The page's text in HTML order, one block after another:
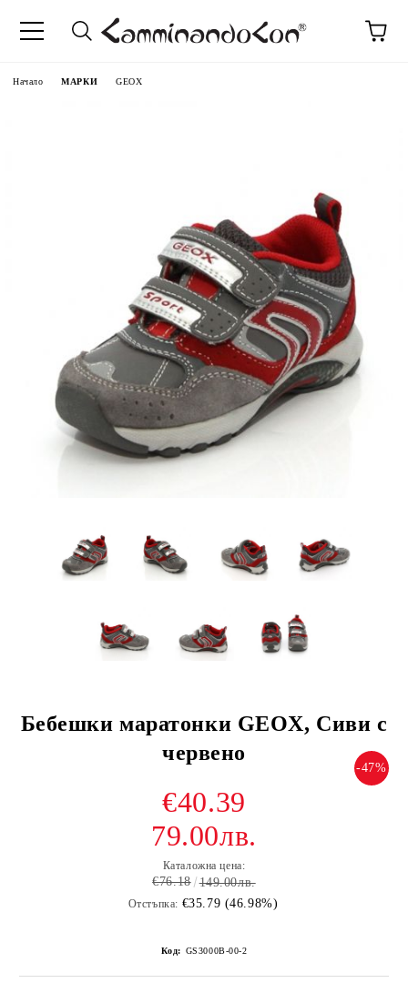
Начало МАРКИ GEOX
Бебешки маратонки GEOX, Сиви с
червено
-47%
€40.39
79.00лв.
Каталожна цена:
€76.18 149.00лв.
Отстъпка: €35.79 (46.98%)
Код: GS3000B-00-2